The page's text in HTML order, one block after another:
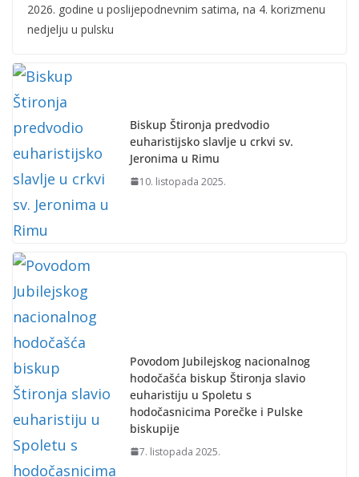
2026. godine u poslijepodnevnim satima, na 4. korizmenu
nedjelju u pulsku
Biskup Štironja predvodio
euharistijsko slavlje u crkvi sv.
Jeronima u Rimu
10. listopada 2025.
Povodom Jubilejskog nacionalnog
hodočašća biskup Štironja slavio
euharistiju u Spoletu s
hodočasnicima Porečke i Pulske
biskupije
7. listopada 2025.